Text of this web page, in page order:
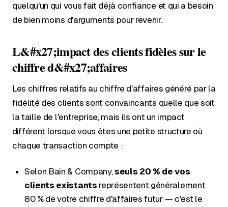
quelqu'un qui vous fait déjà confiance et qui a besoin
de bien moins d'arguments pour revenir.
L&#x27;impact des clients fidèles sur le
chiffre d&#x27;affaires
Les chiffres relatifs au chiffre d'affaires généré par la
fidélité des clients sont convaincants quelle que soit
la taille de l'entreprise, mais ils ont un impact
différent lorsque vous êtes une petite structure où
chaque transaction compte :
Selon Bain & Company,seuls 20 % de vos
clients existants représentent généralement
80 % de votre chiffre d'affaires futur — c'est le